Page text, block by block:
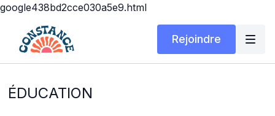
google438bd2cce030a5e9.html
Rejoindre
ÉDUCATION